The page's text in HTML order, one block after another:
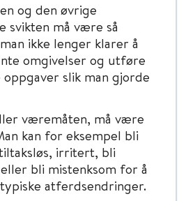
og den øvrige
svikten må være så
ikke lenger klarer å
omgivelser og utføre
slik man gjorde
væremåten, må være
kan for eksempel bli
irritert, bli
bli mistenksom for å
atferdsendringer.